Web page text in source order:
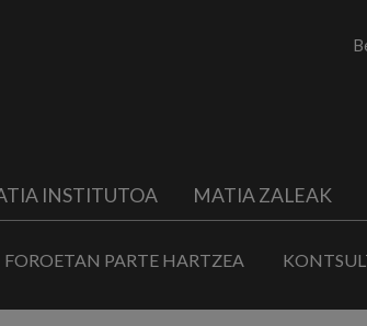
INSTITUTOA MATIA ZALEAK
FOROETAN PARTE HARTZEA